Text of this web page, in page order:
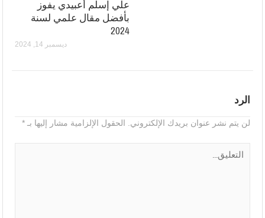
علي إسلم أعبيدي يفوز
بأفضل مقال علمي لسنة
2024
ديسمبر 14, 2024
الرد
لن يتم نشر عنوان بريدك الإلكتروني. الحقول الإلزامية مشار إليها بـ*